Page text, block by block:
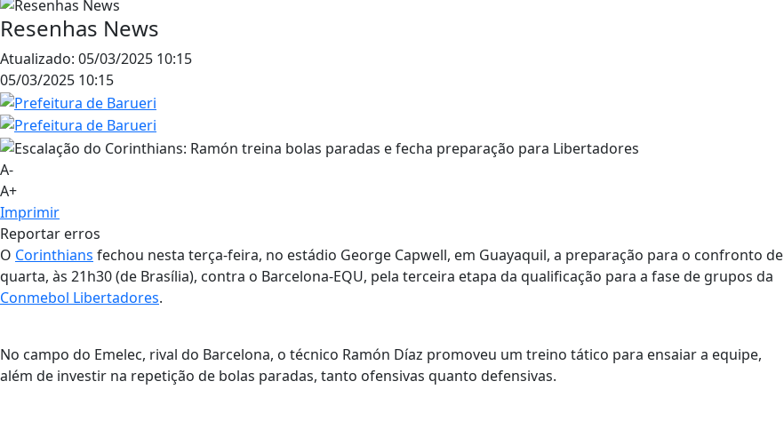
Resenhas News
Atualizado: 05/03/2025 10:15
05/03/2025 10:15
A-
A+
Imprimir
Reportar erros
O Corinthians fechou nesta terça-feira, no estádio George Capwell, em Guayaquil, a preparação para o confronto de
quarta, às 21h30 (de Brasília), contra o Barcelona-EQU, pela terceira etapa da qualificação para a fase de grupos da
Conmebol Libertadores.
No campo do Emelec, rival do Barcelona, o técnico Ramón Díaz promoveu um treino tático para ensaiar a equipe,
além de investir na repetição de bolas paradas, tanto ofensivas quanto defensivas.